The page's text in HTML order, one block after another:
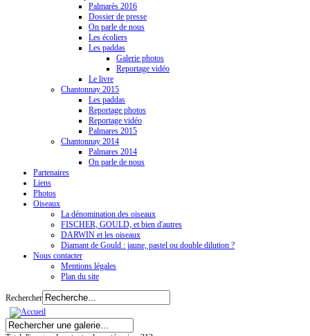
Palmarès 2016
Dossier de presse
On parle de nous
Les écoliers
Les paddas
Galerie photos
Reportage vidéo
Le livre
Chantonnay 2015
Les paddas
Reportage photos
Reportage vidéo
Palmares 2015
Chantonnay 2014
Palmares 2014
On parle de nous
Partenaires
Liens
Photos
Oiseaux
La dénomination des oiseaux
FISCHER, GOULD, et bien d'autres
DARWIN et les oiseaux
Diamant de Gould : jaune, pastel ou double dilution ?
Nous contacter
Mentions légales
Plan du site
Rechercher